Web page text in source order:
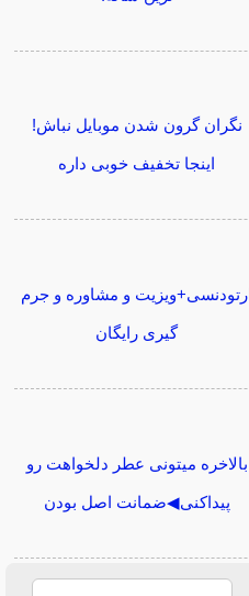
نگران گرون شدن موبایل نباش!
اینجا تخفیف خوبی داره
ارتودنسی+ویزیت و مشاوره و جرم
گیری رایگان
بالاخره میتونی عطر دلخواهت رو
پیداکنی◀ضمانت اصل بودن